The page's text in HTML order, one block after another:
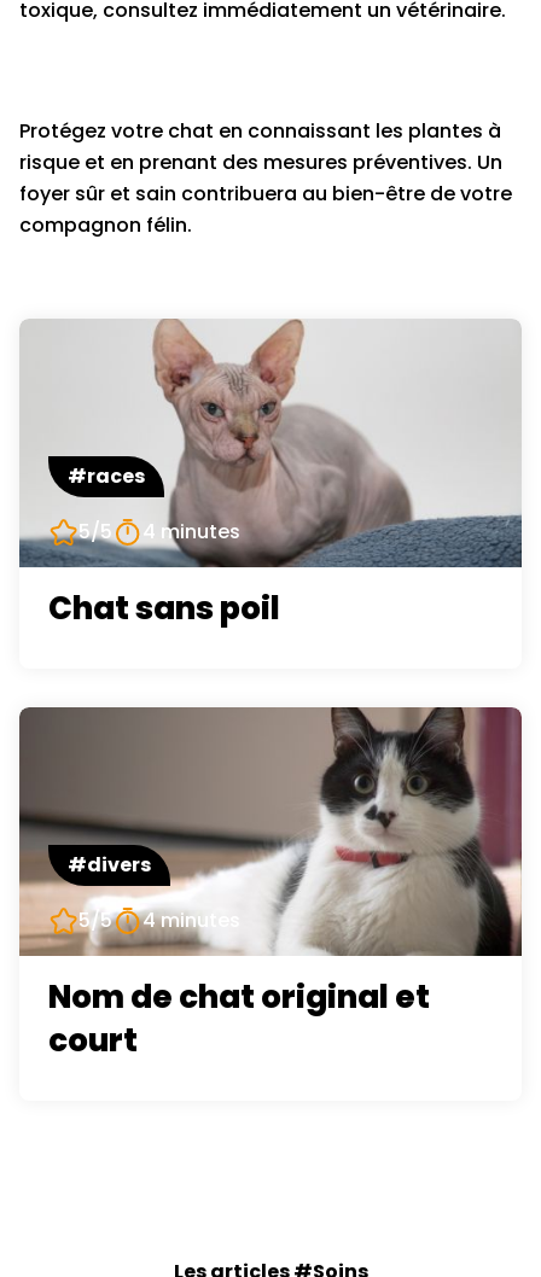
toxique, consultez immédiatement un vétérinaire.
Protégez votre chat en connaissant les plantes à
risque et en prenant des mesures préventives. Un
foyer sûr et sain contribuera au bien-être de votre
compagnon félin.
#races
5/5
4 minutes
Chat sans poil
#divers
5/5
4 minutes
Nom de chat original et
court